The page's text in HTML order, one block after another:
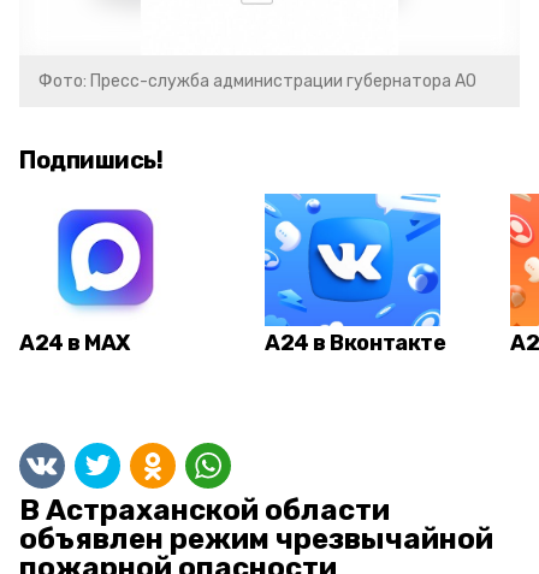
Фото: Пресс-служба администрации губернатора АО
Подпишись!
А24 в MAX А24 в Вконтакте
В Астраханской области
объявлен режим чрезвычайной